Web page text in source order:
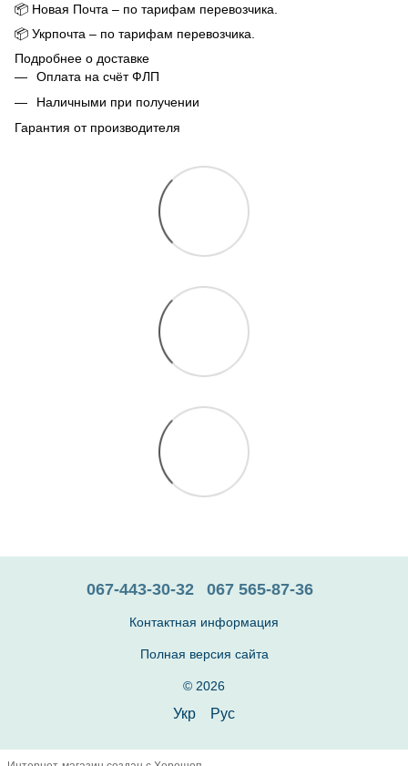
📦 Новая Почта – по тарифам перевозчика.
📦 Укрпочта – по тарифам перевозчика.
Подробнее о доставке
Оплата на счёт ФЛП
Наличными при получении
Гарантия от производителя
067-443-30-32 067 565-87-36
Контактная информация
Полная версия сайта
© 2026
Укр Рус